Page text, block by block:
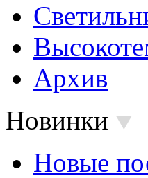
Архив
Новинки
Новые